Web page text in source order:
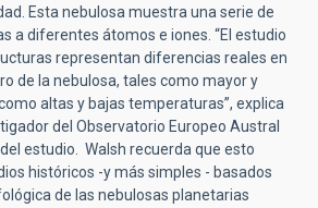
Esta nebulosa muestra una serie de
a diferentes átomos e iones. “El estudio
representan diferencias reales en
de la nebulosa, tales como mayor y
altas y bajas temperaturas”, explica
del Observatorio Europeo Austral
estudio. Walsh recuerda que esto
históricos -y más simples - basados
de las nebulosas planetarias